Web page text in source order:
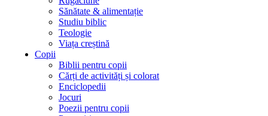
Sănătate & alimentație
Studiu biblic
Teologie
Viața creștină
Copii
Biblii pentru copii
Cărți de activități și colorat
Enciclopedii
Jocuri
Poezii pentru copii